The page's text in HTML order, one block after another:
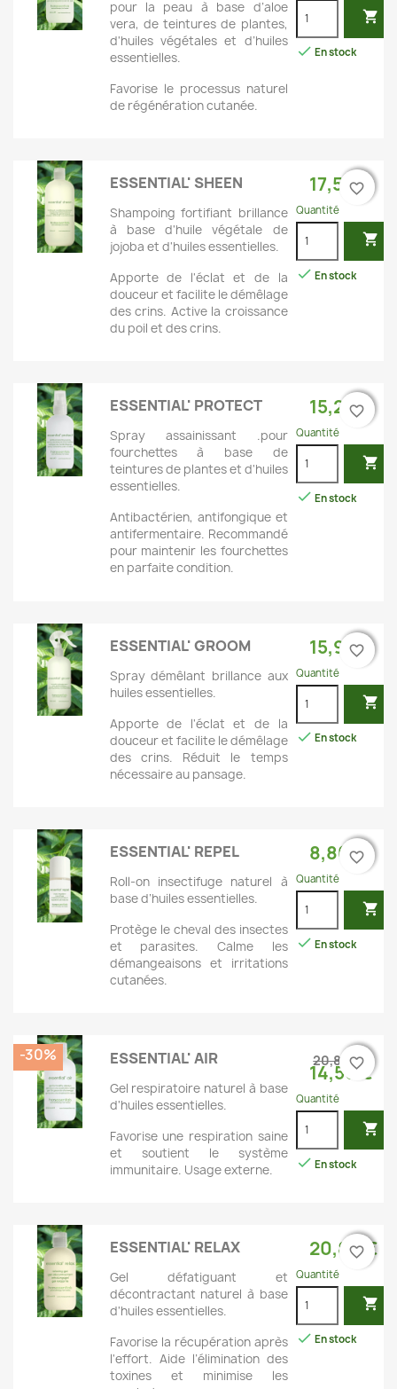
pour la peau à base d’aloe
vera, de teintures de plantes,
d'huiles végétales et d’huiles
essentielles.
Favorise le processus naturel
de régénération cutanée.

 En stock
ESSENTIAL' SHEEN
Shampoing fortifiant brillance
à base d'huile végétale de
jojoba et d'huiles essentielles.
Apporte de l'éclat et de la
douceur et facilite le démêlage
des crins. Active la croissance
du poil et des crins.
17,50 €
Quantité

favorite_border
 En stock
favorite_border
ESSENTIAL' PROTECT
Spray assainissant .pour
fourchettes à base de
teintures de plantes et d'huiles
essentielles.
Antibactérien, antifongique et
antifermentaire. Recommandé
pour maintenir les fourchettes
en parfaite condition.
15,20 €
Quantité

favorite_border
 En stock
favorite_border
ESSENTIAL' GROOM
Spray démêlant brillance aux
huiles essentielles.
Apporte de l'éclat et de la
douceur et facilite le démêlage
des crins. Réduit le temps
nécessaire au pansage.
15,90 €
Quantité

favorite_border
 En stock
favorite_border
ESSENTIAL' REPEL
Roll-on insectifuge naturel à
base d’huiles essentielles.
Protège le cheval des insectes
et parasites. Calme les
démangeaisons et irritations
cutanées.
8,80 €
Quantité

favorite_border
 En stock
favorite_border
ESSENTIAL' AIR
Gel respiratoire naturel à base
d'huiles essentielles.
Favorise une respiration saine
et soutient le système
immunitaire. Usage externe.
20,80 €
14,56 €
Quantité

favorite_border
 En stock
-30% favorite_border
ESSENTIAL' RELAX
Gel défatiguant et
décontractant naturel à base
d'huiles essentielles.
Favorise la récupération après
l'effort. Aide l’élimination des
toxines et minimise les
20,80 €
Quantité

favorite_border
 En stock
favorite_border